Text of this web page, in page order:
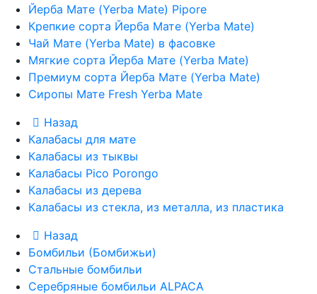
Йерба Мате (Yerba Mate) Pipore
Крепкие сорта Йерба Мате (Yerba Mate)
Чай Мате (Yerba Mate) в фасовке
Мягкие сорта Йерба Мате (Yerba Mate)
Премиум сорта Йерба Мате (Yerba Mate)
Сиропы Мате Fresh Yerba Mate
Назад
Калабасы для мате
Калабасы из тыквы
Калабасы Pico Porongo
Калабасы из дерева
Калабасы из стекла, из металла, из пластика
Назад
Бомбильи (Бомбижьи)
Стальные бомбильи
Серебряные бомбильи ALPACA